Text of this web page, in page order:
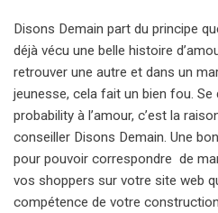
Disons Demain part du principe
déjà vécu une belle histoire
retrouver une autre et dans un
jeunesse, cela fait un bien fou. Se
probability à l’amour, c’est la
conseiller Disons Demain. Une
pour pouvoir correspondre de
vos shoppers sur votre site web
compétence de votre